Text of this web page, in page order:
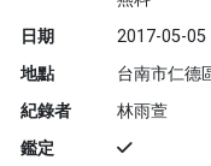
日期
2017-05-05
地點
台南市仁德
紀錄者
林雨萱
鑑定